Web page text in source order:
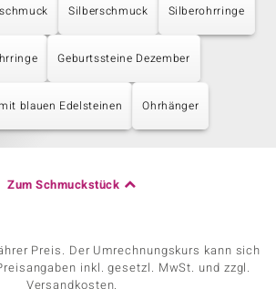
Silberschmuck Silberohrringe
Geburtssteine Dezember
blauen Edelsteinen Ohrhänger
Zum Schmuckstück
Preis. Der Umrechnungskurs kann sich
inkl. gesetzl. MwSt. und zzgl.
Versandkosten.